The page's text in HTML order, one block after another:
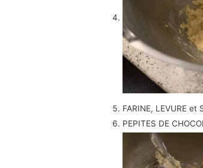
FARINE, LEVURE et
PEPITES DE